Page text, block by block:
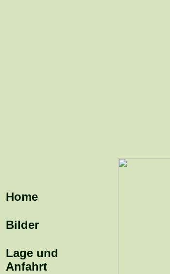
Home
Bilder
Lage und
Anfahrt